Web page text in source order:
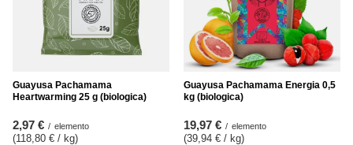
Guayusa Pachamama
Heartwarming 25 g (biologica)
2,97 € / elemento
(118,80 € / kg)
Guayusa Pachamama Energia 0,5
kg (biologica)
19,97 € / elemento
(39,94 € / kg)